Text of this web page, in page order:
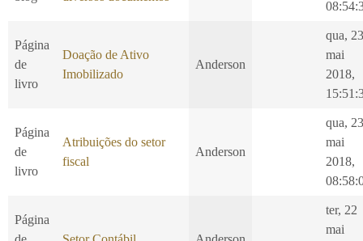
Página
de
livro
Doação de Ativo
Imobilizado
Anderson
qua, 23
mai
2018,
Página
de
livro
Atribuições do setor
fiscal
Anderson
qua, 23
mai
2018,
Página
ter, 22
mai